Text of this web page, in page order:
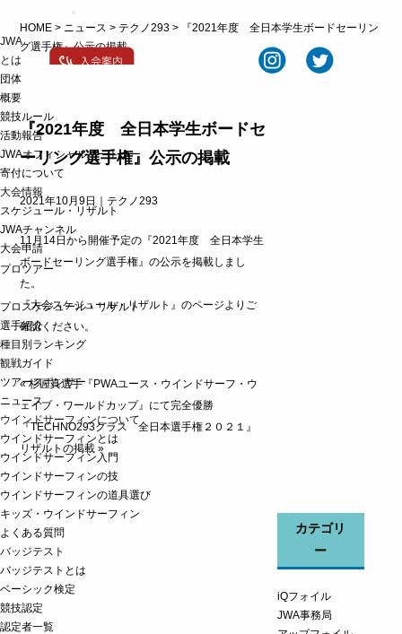
o
g
v
g
a
i
o
JWA
とは
団体
概要
競技ルール
活動報告
JWAオフィシャルパートナー
寄付について
大会情報
スケジュール・リザルト
JWAチャンネル
大会申請
プロツアー
プロスケジュール・リザルト
選手紹介
種目別ランキング
観戦ガイド
ツアースポンサー
ニュース
ウインドサーフィンについて
ウインドサーフィンとは
ウインドサーフィン入門
ウインドサーフィンの技
ウインドサーフィンの道具選び
キッズ・ウインドサーフィン
よくある質問
バッジテスト
バッジテストとは
ベーシック検定
競技認定
認定者一覧
HOME > ニュース >テクノ293 >
『2021年度 全日本学生ボードセーリン
グ選手権』公示の掲載
『2021年度 全日本学生ボードセ
ーリング選手権』公示の掲載
2021年10月9日｜テクノ293
11月14日から開催予定の『2021年度 全日本学生
ボードセーリング選手権』の公示を掲載しまし
た。
『大会スケジュール・リザルト』のページよりご
確認ください。
«杉匠真選手『PWAユース・ウインドサーフ・ウ
ェイブ・ワールドカップ』にて完全優勝
『TECHNO293クラス 全日本選手権２０２１』
リザルトの掲載 »
カテゴリ
ー
iQフォイル
JWA事務局